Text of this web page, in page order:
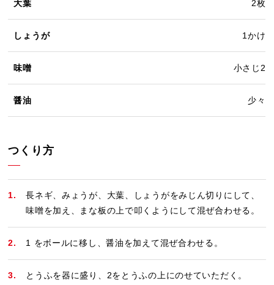
大葉 2枚
しょうが 1かけ
味噌 小さじ2
醤油 少々
つくり方
長ネギ、みょうが、大葉、しょうがをみじん切りにして、
味噌を加え、まな板の上で叩くようにして混ぜ合わせる。
1 をボールに移し、醤油を加えて混ぜ合わせる。
とうふを器に盛り、2をとうふの上にのせていただく。